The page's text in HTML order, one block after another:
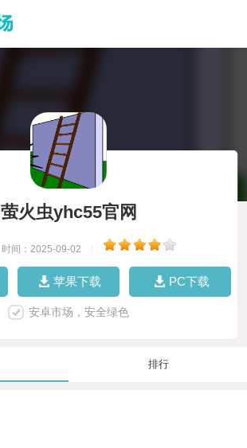
萤火虫yhc55官网
时间：2025-09-02
苹果下载 PC下载
安卓市场，安全绿色
排行